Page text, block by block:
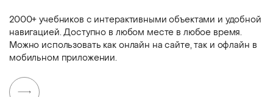
2000+ учебников с интерактивными объектами и удобной
навигацией. Доступно в любом месте в любое время.
Можно использовать как онлайн на сайте, так и офлайн в
мобильном приложении.